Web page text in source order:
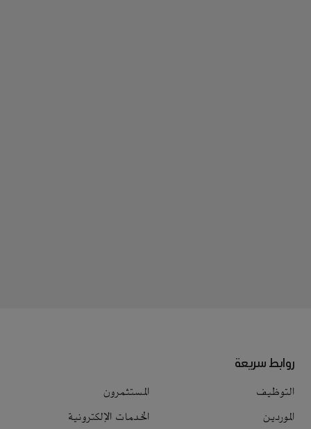
روابط سريعة
التوظيف
المستثمرون
الموردين
الخدمات الإلكترونية